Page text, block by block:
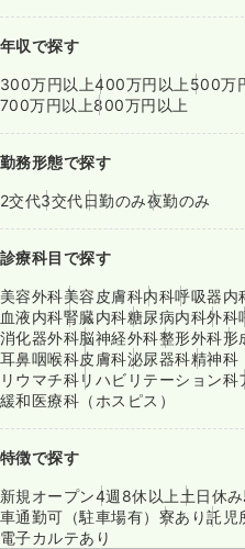
年収で探す
300万円以上400万円以上 500万
700万円以上800万円以上
勤務形態で探す
2交代3交代日勤のみ夜勤のみ
診療科目で探す
美容外科美容皮膚科内科呼吸器内
血液内科腎臓内科糖尿病内科外科
消化器外科脳神経外科整形外科形
耳鼻咽喉科皮膚科泌尿器科精神科
リウマチ科リハビリテーション科
緩和医療科（ホスピス）
特徴で探す
新規オープン4週8休以上 土日休み
車通勤可（駐車場有） 寮あり託児
電子カルテあり